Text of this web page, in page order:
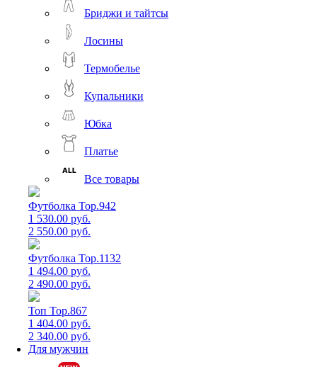
Бриджи и тайтсы
Лосины
Термобелье
Купальники
Юбка
Платье
Все товары
Футболка Top.942
1 530.00 руб.
2 550.00 руб.
Футболка Top.1132
1 494.00 руб.
2 490.00 руб.
Топ Top.867
1 404.00 руб.
2 340.00 руб.
Для мужчин